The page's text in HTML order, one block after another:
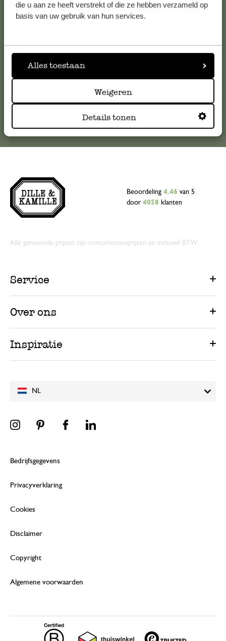
die u aan ze heeft verstrekt of die ze hebben verzameld op
basis van uw gebruik van hun services.
Alles toestaan
Weigeren
Details tonen
Voor vragen, tips of hulp kun je contact opnemen met onze
klantenservice. Of bekijk hier het antwoord op de
klantenservice@dille-kamille.com
NL
Beoordeling 4.46 van 5
door 4058 klanten
Alle genoemde prijzen zijn consumentenprijzen en inclusief BTW.
Service
Over ons
Inspiratie
Bedrijfsgegevens
Privacyverklaring
Cookies
Disclaimer
Copyright
Algemene voorwaarden